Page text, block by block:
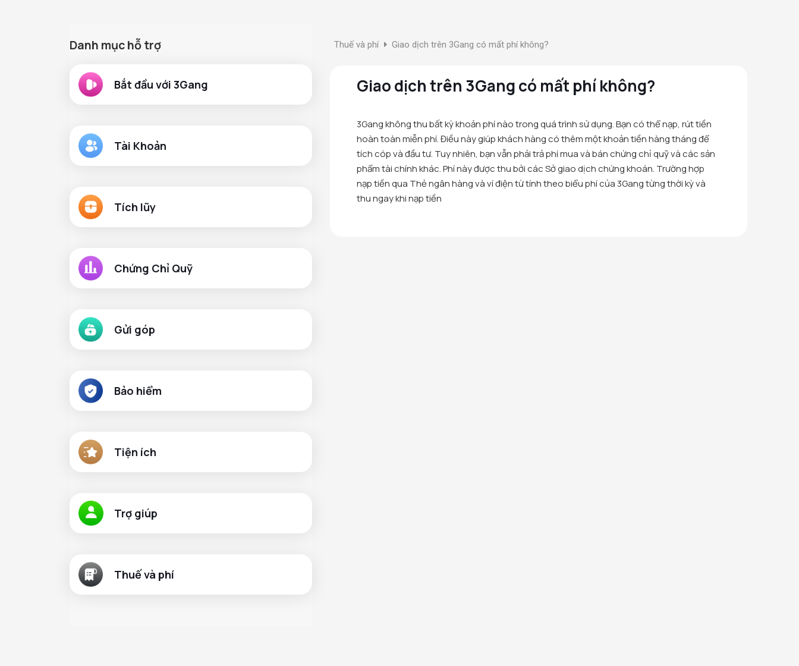
Danh mục hỗ trợ
Bắt đầu với 3Gang
Tài Khoản
Tích lũy
Chứng Chỉ Quỹ
Gửi góp
Bảo hiểm
Tiện ích
Trợ giúp
Thuế và phí
Giao dịch trên 3Gang có mất phí không?
Thuế và phí Giao dịch trên 3Gang có mất phí không?
3Gang không thu bất kỳ khoản phí nào trong quá trình sử dụng. Bạn có thể nạp, rút tiền
hoàn toàn miễn phí. Điều này giúp khách hàng có thêm một khoản tiền hàng tháng để
tích cóp và đầu tư. Tuy nhiên, bạn vẫn phải trả phí mua và bán chứng chỉ quỹ và các sản
phẩm tài chính khác. Phí này được thu bởi các Sở giao dịch chứng khoán. Trường hợp
nạp tiền qua Thẻ ngân hàng và ví điện từ tính theo biểu phí của 3Gang từng thời kỳ và
thu ngay khi nạp tiền